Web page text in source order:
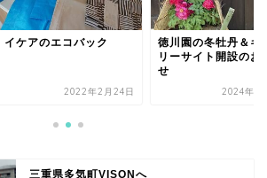
徳川園の冬牡丹＆ギャラ
2024年1月19日
奈良県馬見チューリ
フェア
2022年4
三重県多気町VISONへ